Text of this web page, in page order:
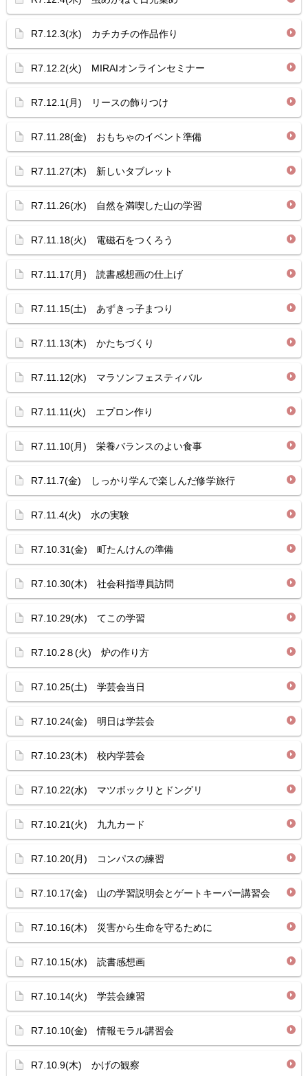
R7.12.3(水) カチカチの作品作り
R7.12.2(火) MIRAIオンラインセミナー
R7.12.1(月) リースの飾りつけ
R7.11.28(金) おもちゃのイベント準備
R7.11.27(木) 新しいタブレット
R7.11.26(水) 自然を満喫した山の学習
R7.11.18(火) 電磁石をつくろう
R7.11.17(月) 読書感想画の仕上げ
R7.11.15(土) あずきっ子まつり
R7.11.13(木) かたちづくり
R7.11.12(水) マラソンフェスティバル
R7.11.11(火) エプロン作り
R7.11.10(月) 栄養バランスのよい食事
R7.11.7(金) しっかり学んで楽しんだ修学旅行
R7.11.4(火) 水の実験
R7.10.31(金) 町たんけんの準備
R7.10.30(木) 社会科指導員訪問
R7.10.29(水) てこの学習
R7.10.2８(火) 炉の作り方
R7.10.25(土) 学芸会当日
R7.10.24(金) 明日は学芸会
R7.10.23(木) 校内学芸会
R7.10.22(水) マツボックリとドングリ
R7.10.21(火) 九九カード
R7.10.20(月) コンパスの練習
R7.10.17(金) 山の学習説明会とゲートキーパー講習会
R7.10.16(木) 災害から生命を守るために
R7.10.15(水) 読書感想画
R7.10.14(火) 学芸会練習
R7.10.10(金) 情報モラル講習会
R7.10.9(木) かげの観察